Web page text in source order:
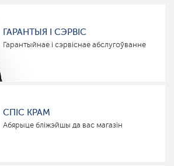
ГАРАНТЫЯ І СЭРВІС
Гарантыйнае і сэрвіснае абслугоўванне
СПІС КРАМ
Абярыце бліжэйшы да вас магазін